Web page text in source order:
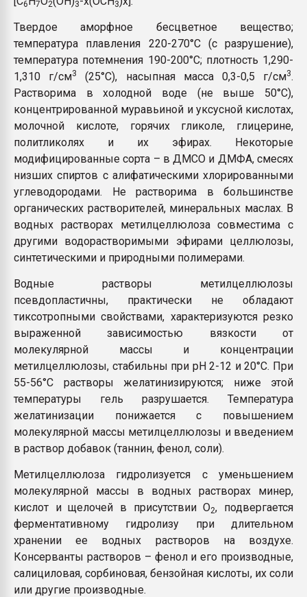
бутылок
ПЕРЕЙТИ НА
6 7 2 3 3
Твердое аморфное бесцветное вещество;
температура плавления 220-270°С (с разрушение),
температура потемнения 190-200°С; плотность 1,290-
1,310 г/см3 (25°С), насыпная масса 0,3-0,5 г/см3.
Растворима в холодной воде (не выше 50°С),
концентрированной муравьиной и уксусной кислотах,
молочной кислоте, горячих гликоле, глицерине,
политликолях и их эфирах. Некоторые
модифицированные сорта – в ДМСО и ДМФА, смесях
низших спиртов с алифатическими хлорированными
углеводородами. Не растворима в большинстве
органических растворителей, минеральных маслах. В
водных растворах метилцеллюлоза совместима с
другими водорастворимыми эфирами целлюлозы,
синтетическими и природными полимерами.
Водные растворы метилцеллюлозы
псевдопластичны, практически не обладают
тиксотропными свойствами, характеризуются резко
выраженной зависимостью вязкости от
молекулярной массы и концентрации
метилцеллюлозы, стабильны при рН 2-12 и 20°С. При
55-56°С растворы желатинизируются; ниже этой
температуры гель разрушается. Температура
желатинизации понижается с повышением
молекулярной массы метилцеллюлозы и введением
в раствор добавок (таннин, фенол, соли).
Метилцеллюлоза гидролизуется с уменьшением
молекулярной массы в водных растворах минер,
кислот и щелочей в присутствии О2, подвергается
ферментативному гидролизу при длительном
хранении ее водных растворов на воздухе.
Консерванты растворов – фенол и его производные,
салициловая, сорбиновая, бензойная кислоты, их соли
или другие производные.